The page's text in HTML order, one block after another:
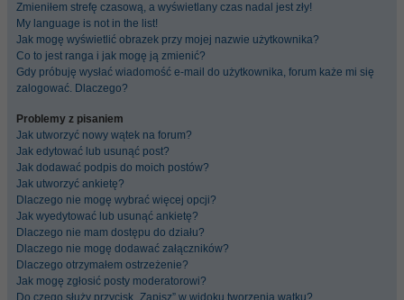
Zmieniłem strefę czasową, a wyświetlany czas nadal jest zły!
My language is not in the list!
Jak mogę wyświetlić obrazek przy mojej nazwie użytkownika?
Co to jest ranga i jak mogę ją zmienić?
Gdy próbuję wysłać wiadomość e-mail do użytkownika, forum każe mi się
zalogować. Dlaczego?
Problemy z pisaniem
Jak utworzyć nowy wątek na forum?
Jak edytować lub usunąć post?
Jak dodawać podpis do moich postów?
Jak utworzyć ankietę?
Dlaczego nie mogę wybrać więcej opcji?
Jak wyedytować lub usunąć ankietę?
Dlaczego nie mam dostępu do działu?
Dlaczego nie mogę dodawać załączników?
Dlaczego otrzymałem ostrzeżenie?
Jak mogę zgłosić posty moderatorowi?
Do czego służy przycisk „Zapisz” w widoku tworzenia wątku?